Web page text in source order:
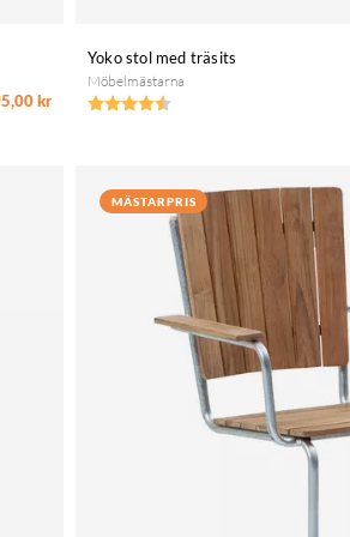
kr
Yoko stol med träsits
Möbelmästarna
Betyg:
4.3 utav 5 stjärnor
MÄSTARPRIS